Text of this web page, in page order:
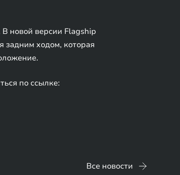
новой версии Flagship
задним ходом, которая
по ссылке:
Все новости